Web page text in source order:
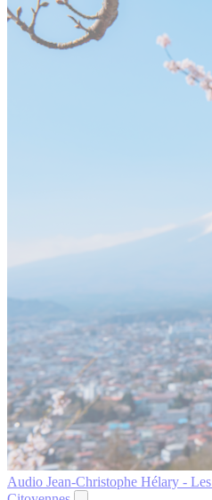
Audio Jean-Christophe Hélary -